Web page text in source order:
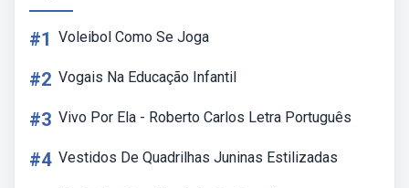
#1 Voleibol Como Se Joga
#2 Vogais Na Educação Infantil
#3 Vivo Por Ela - Roberto Carlos Letra Português
#4 Vestidos De Quadrilhas Juninas Estilizadas